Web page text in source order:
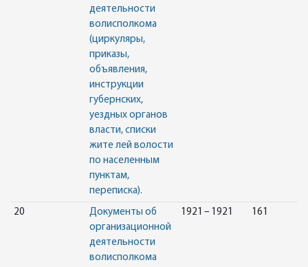
деятельности
волисполкома
(циркуляры,
приказы,
объявления,
инструкции
губернских,
уездных органов
власти, списки
жите лей волости
по населенным
пунктам,
переписка).
20
Документы об
организационной
деятельности
волисполкома
1921 – 1921 161